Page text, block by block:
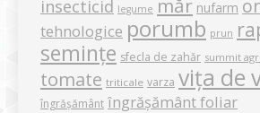
insecticid legume măr nufarm
tehnologice porumb prun
semințe sfecla de zahăr summit
tomate triticale varza vița de
îngrășământ îngrășământ foliar